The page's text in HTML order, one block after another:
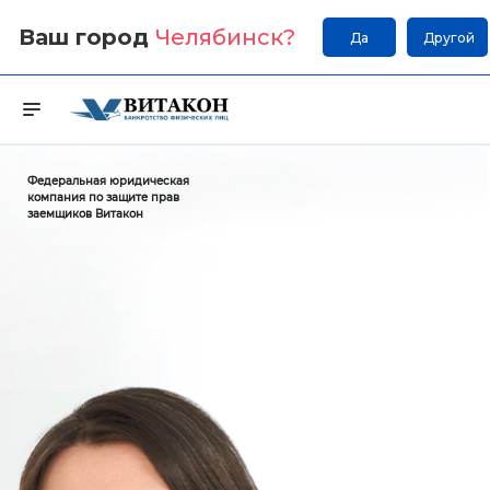
Ваш город Челябинск? Да Другой
Федеральная юридическая
компания по защите прав
заемщиков Витакон